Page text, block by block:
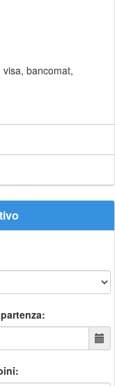
bancomat,